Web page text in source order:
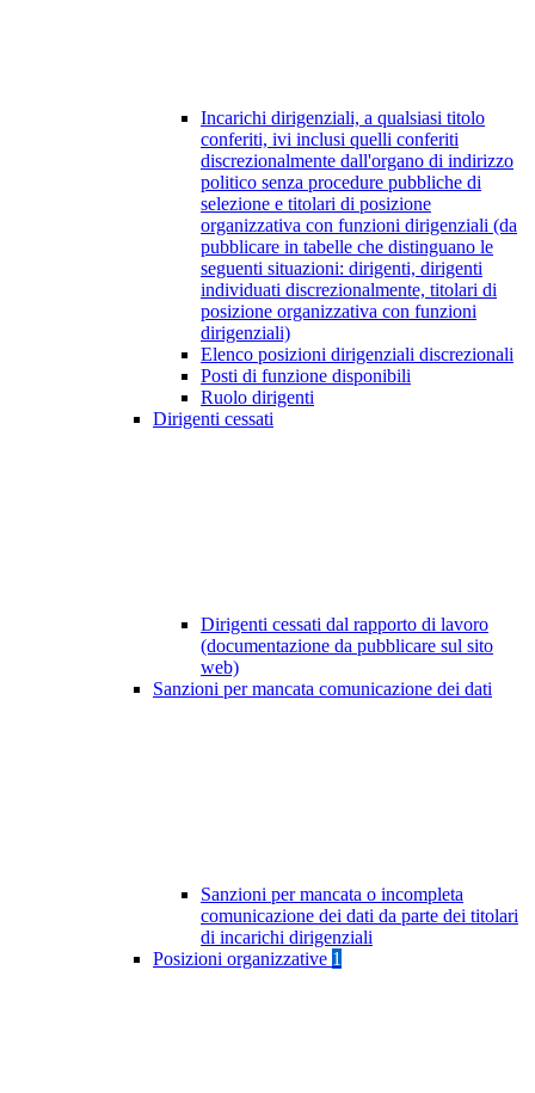
Incarichi dirigenziali, a qualsiasi titolo
conferiti, ivi inclusi quelli conferiti
discrezionalmente dall'organo di indirizzo
politico senza procedure pubbliche di
selezione e titolari di posizione
organizzativa con funzioni dirigenziali (da
pubblicare in tabelle che distinguano le
seguenti situazioni: dirigenti, dirigenti
individuati discrezionalmente, titolari di
posizione organizzativa con funzioni
dirigenziali)
Elenco posizioni dirigenziali discrezionali
Posti di funzione disponibili
Ruolo dirigenti
Dirigenti cessati
Dirigenti cessati dal rapporto di lavoro
(documentazione da pubblicare sul sito
web)
Sanzioni per mancata comunicazione dei dati
Sanzioni per mancata o incompleta
comunicazione dei dati da parte dei titolari
di incarichi dirigenziali
Posizioni organizzative 1